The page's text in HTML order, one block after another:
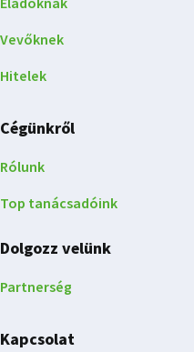
Vevőknek
Hitelek
Cégünkről
Rólunk
Top tanácsadóink
Dolgozz velünk
Partnerség
Kapcsolat